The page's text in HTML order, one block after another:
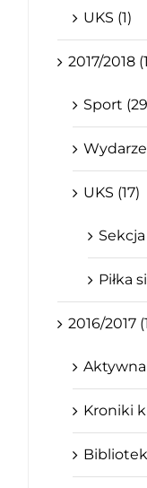
UKS (1)
2017/2018
Sport
UKS (17)
Piłka
2016/2017
Aktywna
Kroniki